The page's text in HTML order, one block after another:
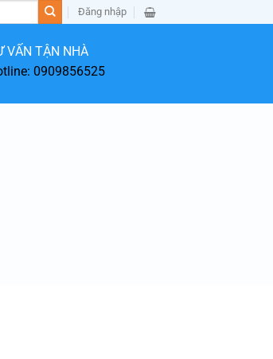
Đăng nhập
VẤN TẬN NHÀ
0909856525